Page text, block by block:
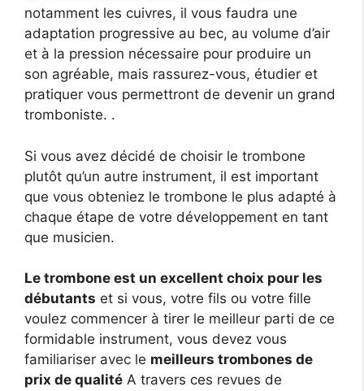
notamment les cuivres, il vous faudra une
adaptation progressive au bec, au volume d’air
et à la pression nécessaire pour produire un
son agréable, mais rassurez-vous, étudier et
pratiquer vous permettront de devenir un grand
tromboniste. .
Si vous avez décidé de choisir le trombone
plutôt qu’un autre instrument, il est important
que vous obteniez le trombone le plus adapté à
chaque étape de votre développement en tant
que musicien.
Le trombone est un excellent choix pour les
débutants et si vous, votre fils ou votre fille
voulez commencer à tirer le meilleur parti de ce
formidable instrument, vous devez vous
familiariser avec le meilleurs trombones de
prix de qualité A travers ces revues de